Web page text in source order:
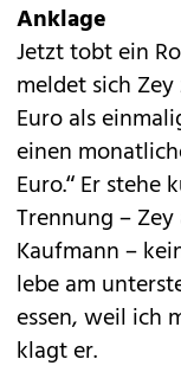
Anklage
Jetzt tobt ein
meldet sich
Euro als
einen
Euro.“ Er
Trennung –
Kaufmann –
lebe am
essen, weil ich
klagt er.